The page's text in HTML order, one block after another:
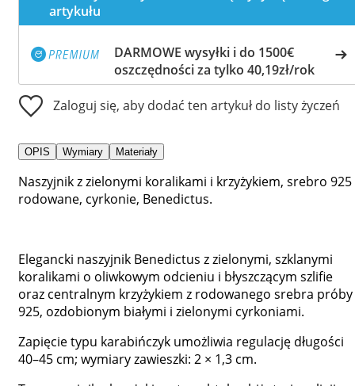
artykułu
DARMOWE wysyłki i do 1500€
oszczędności za tylko 40,19zł/rok
Zaloguj się, aby dodać ten artykuł do listy życzeń
OPIS Wymiary Materiały
Naszyjnik z zielonymi koralikami i krzyżykiem, srebro 925
rodowane, cyrkonie, Benedictus.
Elegancki naszyjnik Benedictus z zielonymi, szklanymi
koralikami o oliwkowym odcieniu i błyszczącym szlifie
oraz centralnym krzyżykiem z rodowanego srebra próby
925, ozdobionym białymi i zielonymi cyrkoniami.
Zapięcie typu karabińczyk umożliwia regulację długości
40–45 cm; wymiary zawieszki: 2 × 1,3 cm.